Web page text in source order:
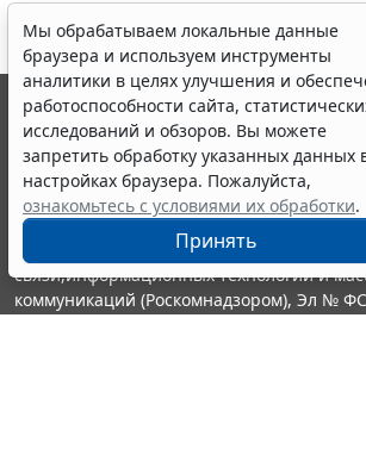
Мы обрабатываем локальные данные
браузера и используем инструменты
аналитики в целях улучшения и
работоспособности сайта,
исследований и обзоров. Вы можете
запретить обработку указанных данных
настройках браузера. Пожалуйста,
ознакомьтесь с условиями их обработки.
Принять
© ООО "НПП "ГАРАНТ-СЕРВИС", 2026.
выпускается с 1990 года. Компания
являются участниками Российской
информации ГАРАНТ.
Портал ГАРАНТ.РУ зарегистрирован в
издания Федеральной службой по
связи,информационных технологий и
коммуникаций (Роскомнадзором), Эл №